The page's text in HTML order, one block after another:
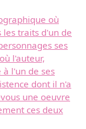
où
les traits d'un de
ses
l'auteur,
l'un de ses
dont il n'a
une oeuvre
ces deux